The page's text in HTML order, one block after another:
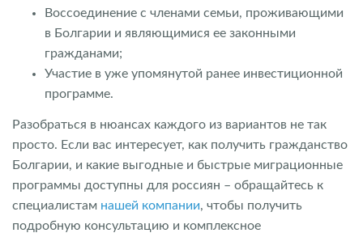
Воссоединение с членами семьи, проживающими
в Болгарии и являющимися ее законными
гражданами;
Участие в уже упомянутой ранее инвестиционной
программе.
Разобраться в нюансах каждого из вариантов не так
просто. Если вас интересует, как получить гражданство
Болгарии, и какие выгодные и быстрые миграционные
программы доступны для россиян – обращайтесь к
специалистам нашей компании, чтобы получить
подробную консультацию и комплексное